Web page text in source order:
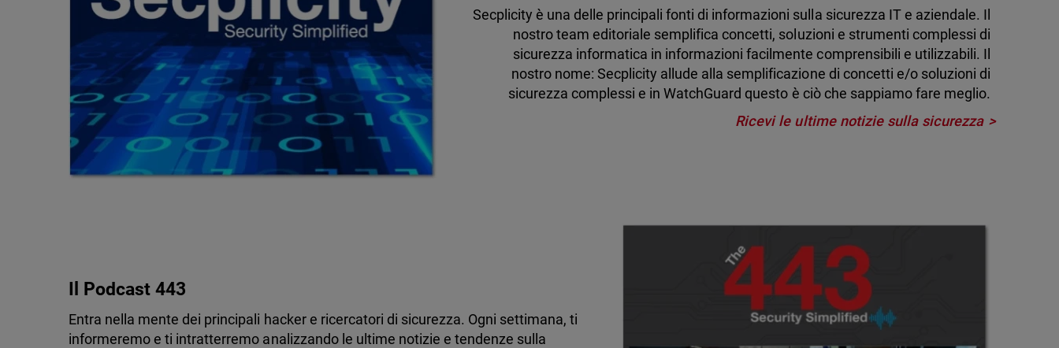
Secplicity è una delle principali fonti di informazioni sulla sicurezza IT e aziendale. Il
nostro team editoriale semplifica concetti, soluzioni e strumenti complessi di
sicurezza informatica in informazioni facilmente comprensibili e utilizzabili. Il
nostro nome: Secplicity allude alla semplificazione di concetti e/o soluzioni di
sicurezza complessi e in WatchGuard questo è ciò che sappiamo fare meglio.
Ricevi le ultime notizie sulla sicurezza
Il Podcast 443
Entra nella mente dei principali hacker e ricercatori di sicurezza. Ogni settimana, ti
informeremo e ti intratterremo analizzando le ultime notizie e tendenze sulla